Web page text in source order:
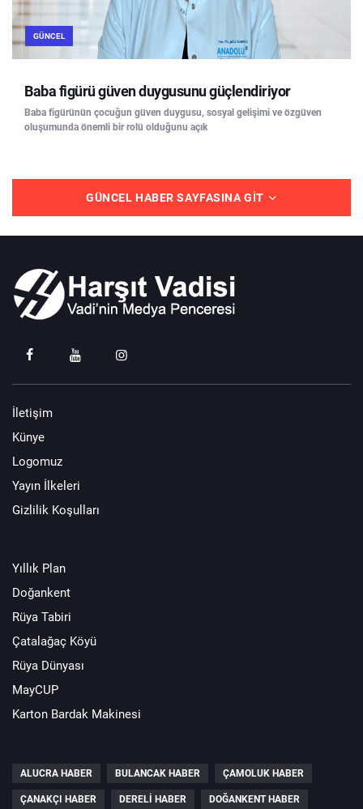
GÜNCEL
Baba figürü güven duygusunu güçlendiriyor
Baba figürünün çocuğun güven duygusu, sosyal gelişimi ve özgüven
oluşumunda önemli bir rolü olduğunu açık
GÜNCEL HABER SAYFASINA GIT
İletişim
Künye
Logomuz
Yayın İlkeleri
Gizlilik Koşulları
Yıllık Plan
Doğankent
Rüya Tabiri
Çatalağaç Köyü
Rüya Dünyası
MayCUP
Karton Bardak Makinesi
ALUCRA HABER BULANCAK HABER ÇAMOLUK HABER
ÇANAKÇI HABER DERELI HABER DOĞANKENT HABER